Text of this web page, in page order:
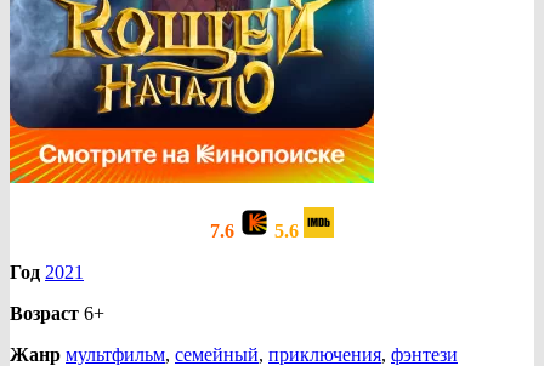
7.6
5.6
Год 2021
Возраст 6+
Жанр мультфильм, семейный, приключения, фэнтези